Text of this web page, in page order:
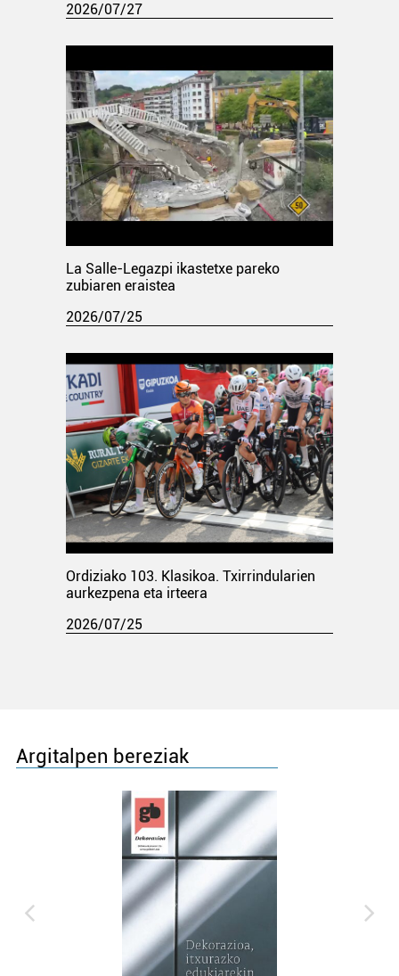
2026/07/27
La Salle-Legazpi ikastetxe pareko
zubiaren eraistea
2026/07/25
Ordiziako 103. Klasikoa. Txirrindularien
aurkezpena eta irteera
2026/07/25
Argitalpen bereziak